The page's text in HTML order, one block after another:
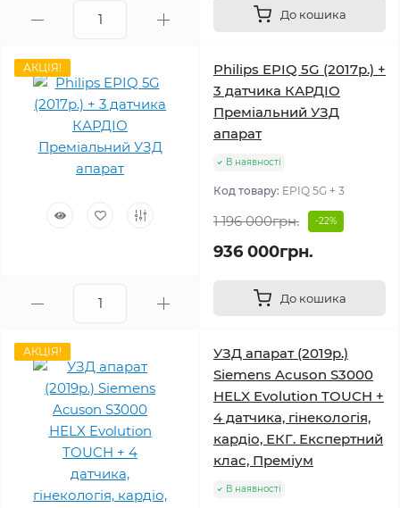
До кошика
АКЦІЯ!
Philips EPIQ 5G (2017р.) +
3 датчика КАРДІО
Преміальний УЗД
апарат
В наявності
Код товару: EPIQ 5G + 3
1 196 000грн. -22%
936 000грн.
До кошика
АКЦІЯ!
УЗД апарат (2019р.)
Siemens Acuson S3000
HELX Evolution TOUCH +
4 датчика, гінекологія,
кардіо, ЕКГ. Експертний
клас, Преміум
В наявності